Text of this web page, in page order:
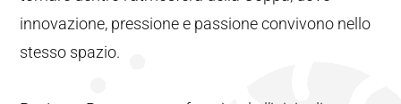
innovazione, pressione e passione convivono nello
stesso spazio.